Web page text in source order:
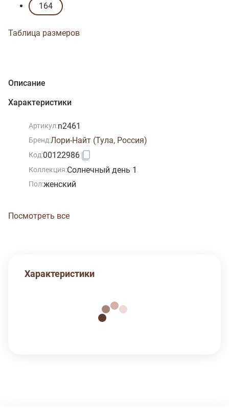
164
Таблица размеров
Описание
Характеристики
Артикул:n2461
Бренд:Лори-Найт (Тула, Россия)
Код:00122986
Коллекция:Солнечный день 1
Пол:женский
Посмотреть все
Характеристики